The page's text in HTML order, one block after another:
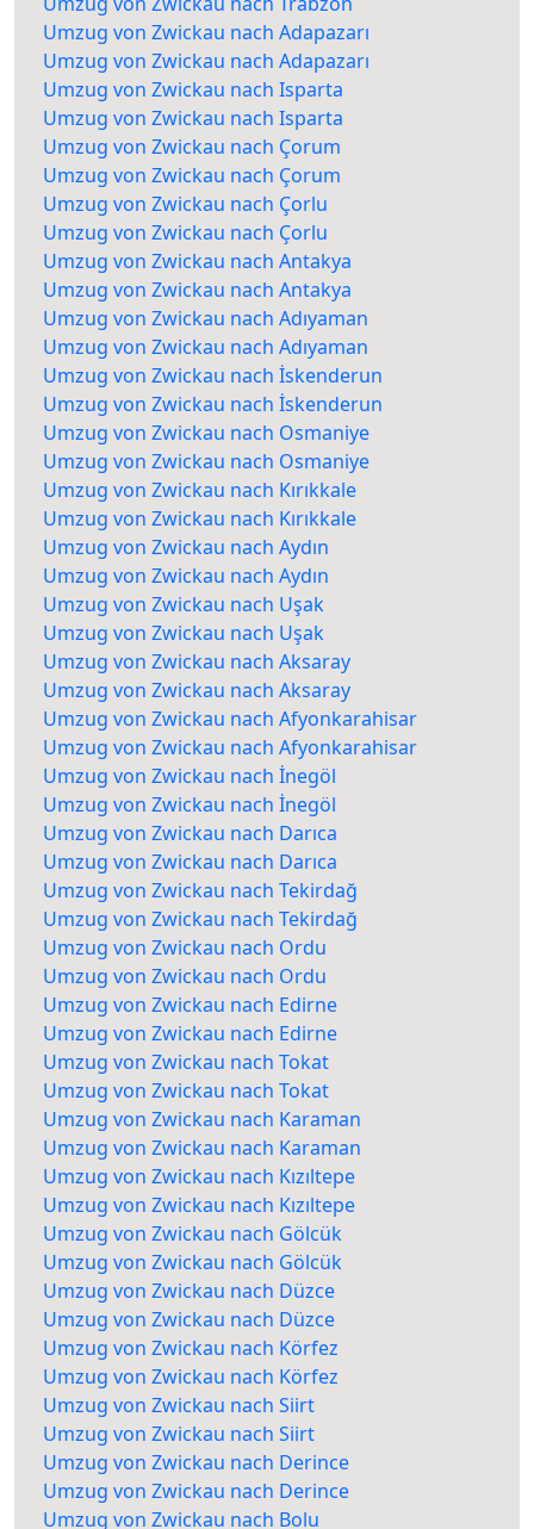
Umzug von Zwickau nach Adapazarı
Umzug von Zwickau nach Adapazarı
Umzug von Zwickau nach Isparta
Umzug von Zwickau nach Isparta
Umzug von Zwickau nach Çorum
Umzug von Zwickau nach Çorum
Umzug von Zwickau nach Çorlu
Umzug von Zwickau nach Çorlu
Umzug von Zwickau nach Antakya
Umzug von Zwickau nach Antakya
Umzug von Zwickau nach Adıyaman
Umzug von Zwickau nach Adıyaman
Umzug von Zwickau nach İskenderun
Umzug von Zwickau nach İskenderun
Umzug von Zwickau nach Osmaniye
Umzug von Zwickau nach Osmaniye
Umzug von Zwickau nach Kırıkkale
Umzug von Zwickau nach Kırıkkale
Umzug von Zwickau nach Aydın
Umzug von Zwickau nach Aydın
Umzug von Zwickau nach Uşak
Umzug von Zwickau nach Uşak
Umzug von Zwickau nach Aksaray
Umzug von Zwickau nach Aksaray
Umzug von Zwickau nach Afyonkarahisar
Umzug von Zwickau nach Afyonkarahisar
Umzug von Zwickau nach İnegöl
Umzug von Zwickau nach İnegöl
Umzug von Zwickau nach Darıca
Umzug von Zwickau nach Darıca
Umzug von Zwickau nach Tekirdağ
Umzug von Zwickau nach Tekirdağ
Umzug von Zwickau nach Ordu
Umzug von Zwickau nach Ordu
Umzug von Zwickau nach Edirne
Umzug von Zwickau nach Edirne
Umzug von Zwickau nach Tokat
Umzug von Zwickau nach Tokat
Umzug von Zwickau nach Karaman
Umzug von Zwickau nach Karaman
Umzug von Zwickau nach Kızıltepe
Umzug von Zwickau nach Kızıltepe
Umzug von Zwickau nach Gölcük
Umzug von Zwickau nach Gölcük
Umzug von Zwickau nach Düzce
Umzug von Zwickau nach Düzce
Umzug von Zwickau nach Körfez
Umzug von Zwickau nach Körfez
Umzug von Zwickau nach Siirt
Umzug von Zwickau nach Siirt
Umzug von Zwickau nach Derince
Umzug von Zwickau nach Derince
Umzug von Zwickau nach Bolu